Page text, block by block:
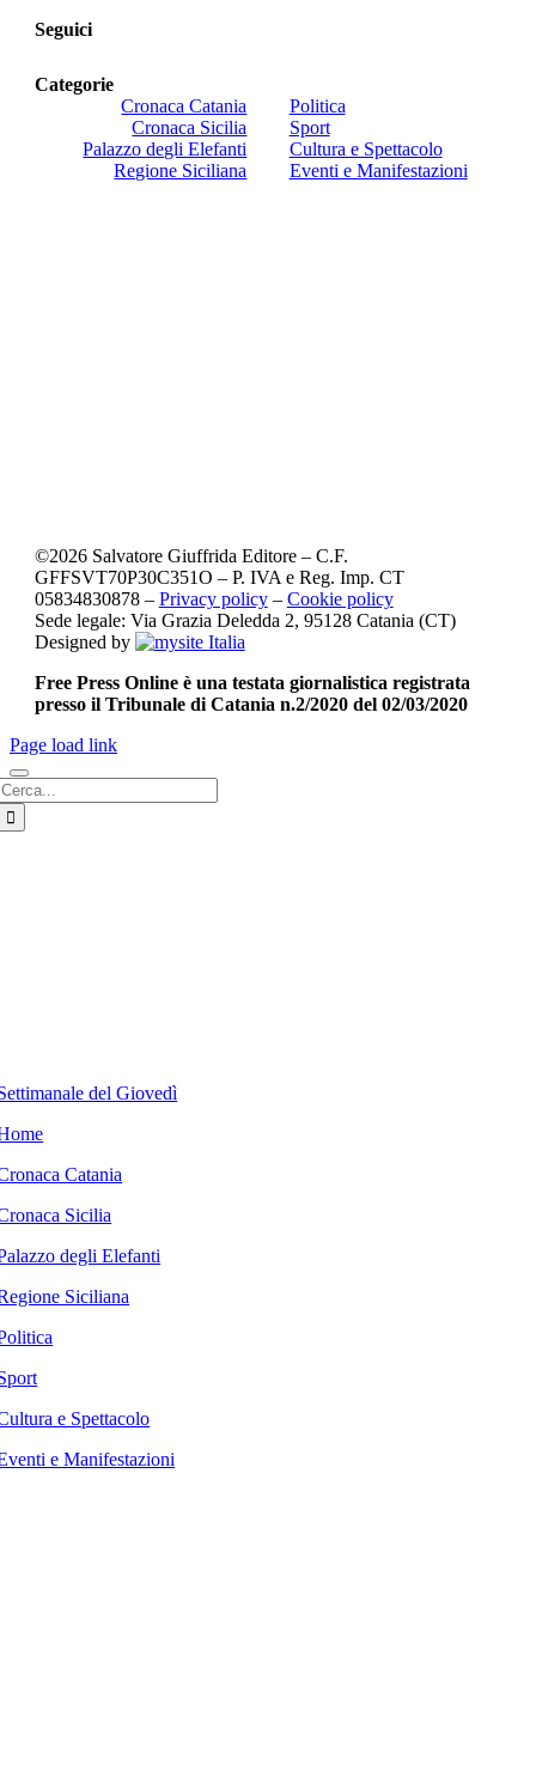
Seguici
Categorie
Cronaca Catania
Cronaca Sicilia
Palazzo degli Elefanti
Regione Siciliana
Politica
Sport
Cultura e Spettacolo
Eventi e Manifestazioni
©2026Salvatore Giuffrida Editore – C.F.
GFFSVT70P30C351O – P. IVA e Reg. Imp. CT
05834830878 – Privacy policy– Cookie policy
Sede legale: Via Grazia Deledda 2, 95128 Catania (CT)
Designed by
Free Press Online è una testata giornalistica registrata
presso il Tribunale di Catania n.2/2020 del 02/03/2020
Page load link
del Giovedì
Catania
Sicilia
degli Elefanti
Siciliana
e Spettacolo
e Manifestazioni